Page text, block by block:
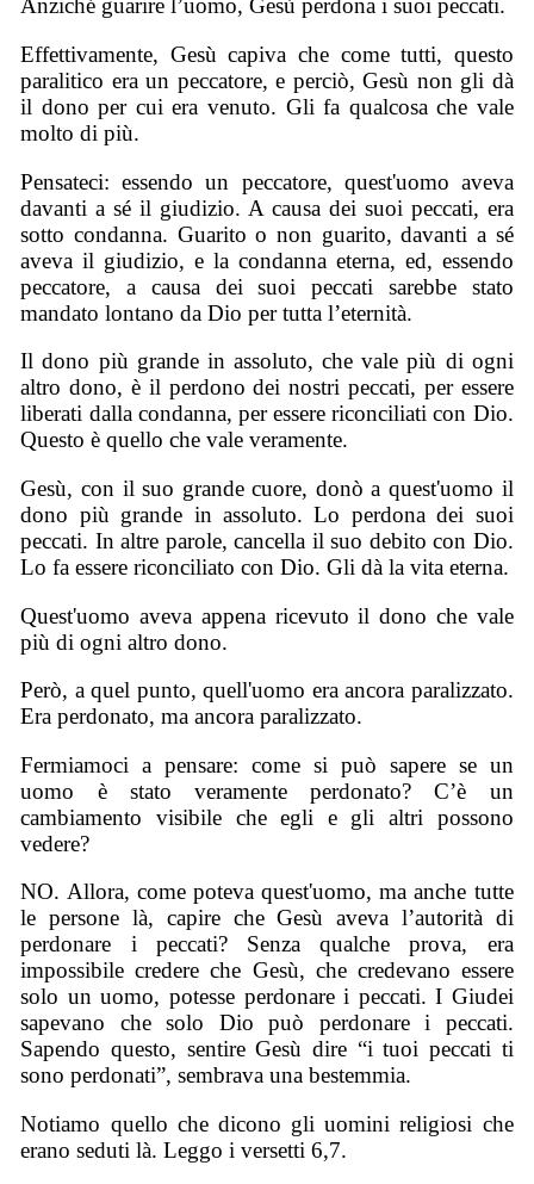
Anziché guarire l’uomo, Gesù perdona i suoi peccati.
Effettivamente, Gesù capiva che come tutti, questo
paralitico era un peccatore, e perciò, Gesù non gli dà
il dono per cui era venuto. Gli fa qualcosa che vale
molto di più.
Pensateci: essendo un peccatore, quest'uomo aveva
davanti a sé il giudizio. A causa dei suoi peccati, era
sotto condanna. Guarito o non guarito, davanti a sé
aveva il giudizio, e la condanna eterna, ed, essendo
peccatore, a causa dei suoi peccati sarebbe stato
mandato lontano da Dio per tutta l’eternità.
Il dono più grande in assoluto, che vale più di ogni
altro dono, è il perdono dei nostri peccati, per essere
liberati dalla condanna, per essere riconciliati con Dio.
Questo è quello che vale veramente.
Gesù, con il suo grande cuore, donò a quest'uomo il
dono più grande in assoluto. Lo perdona dei suoi
peccati. In altre parole, cancella il suo debito con Dio.
Lo fa essere riconciliato con Dio. Gli dà la vita eterna.
Quest'uomo aveva appena ricevuto il dono che vale
più di ogni altro dono.
Però, a quel punto, quell'uomo era ancora paralizzato.
Era perdonato, ma ancora paralizzato.
Fermiamoci a pensare: come si può sapere se un
uomo è stato veramente perdonato? C’è un
cambiamento visibile che egli e gli altri possono
vedere?
NO. Allora, come poteva quest'uomo, ma anche tutte
le persone là, capire che Gesù aveva l’autorità di
perdonare i peccati? Senza qualche prova, era
impossibile credere che Gesù, che credevano essere
solo un uomo, potesse perdonare i peccati. I Giudei
sapevano che solo Dio può perdonare i peccati.
Sapendo questo, sentire Gesù dire “i tuoi peccati ti
sono perdonati”, sembrava una bestemmia.
Notiamo quello che dicono gli uomini religiosi che
erano seduti là. Leggo i versetti 6,7.